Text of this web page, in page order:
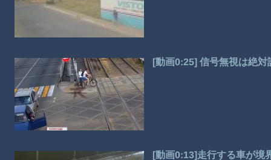
[動画0:25] 信号無視は絶
[動画0:13]走行する車が境